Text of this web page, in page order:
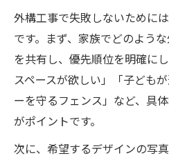
外構工事で失敗しないために
です。まず、家族でどのよう
を共有し、優先順位を明確に
スペースが欲しい」「子ども
ーを守るフェンス」など、具
がポイントです。
次に、希望するデザインの写